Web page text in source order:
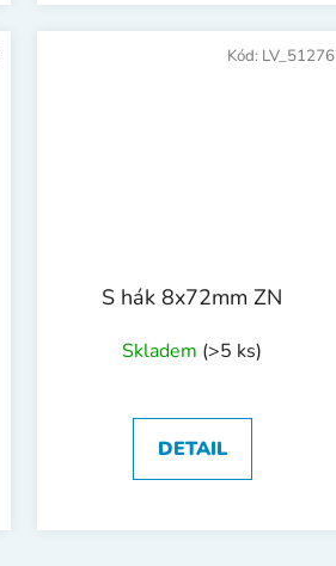
S hák 8x72mm ZN
Skladem (>5 ks)
DETAIL
Kód: LV_51276